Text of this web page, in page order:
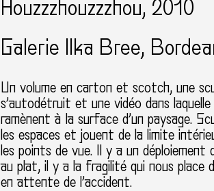
Houzzzhouzzzhou, 2010
Galerie Ilka Bree
Un volume en carton et scotch, une
s’autodétruit et une vidéo dans
ramènent à la surface d’un paysage.
les espaces et jouent de la limite
les points de vue. Il y a un déploiement
au plat, il y a la fragilité qui nous place
en attente de l’accident.